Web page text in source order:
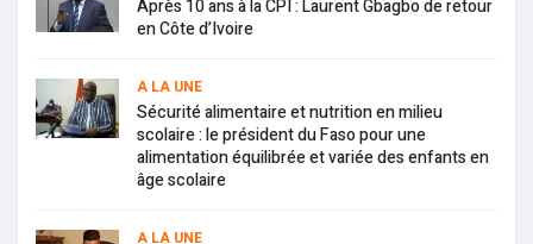
Après 10 ans à la CPI : Laurent Gbagbo de retour
en Côte d’Ivoire
A LA UNE
Sécurité alimentaire et nutrition en milieu
scolaire : le président du Faso pour une
alimentation équilibrée et variée des enfants en
âge scolaire
A LA UNE